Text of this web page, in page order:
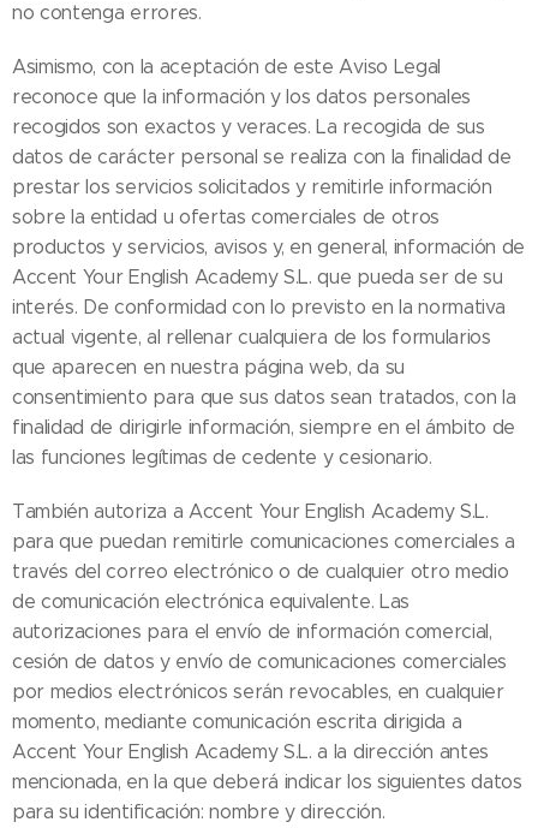
no contenga errores.
Asimismo, con la aceptación de este Aviso Legal
reconoce que la información y los datos personales
recogidos son exactos y veraces. La recogida de sus
datos de carácter personal se realiza con la finalidad de
prestar los servicios solicitados y remitirle información
sobre la entidad u ofertas comerciales de otros
productos y servicios, avisos y, en general, información de
Accent Your English Academy S.L. que pueda ser de su
interés. De conformidad con lo previsto en la normativa
actual vigente, al rellenar cualquiera de los formularios
que aparecen en nuestra página web, da su
consentimiento para que sus datos sean tratados, con la
finalidad de dirigirle información, siempre en el ámbito de
las funciones legítimas de cedente y cesionario.
También autoriza a Accent Your English Academy S.L.
para que puedan remitirle comunicaciones comerciales a
través del correo electrónico o de cualquier otro medio
de comunicación electrónica equivalente. Las
autorizaciones para el envío de información comercial,
cesión de datos y envío de comunicaciones comerciales
por medios electrónicos serán revocables, en cualquier
momento, mediante comunicación escrita dirigida a
Accent Your English Academy S.L. a la dirección antes
mencionada, en la que deberá indicar los siguientes datos
para su identificación: nombre y dirección.